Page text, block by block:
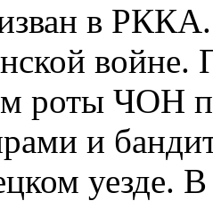
в РККА.
войне.
роты ЧОН
и
уезде.